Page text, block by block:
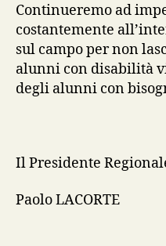
Continueremo ad
costantemente
sul campo per non
alunni con disabilità
degli alunni con
Il Presidente
Paolo LACORTE